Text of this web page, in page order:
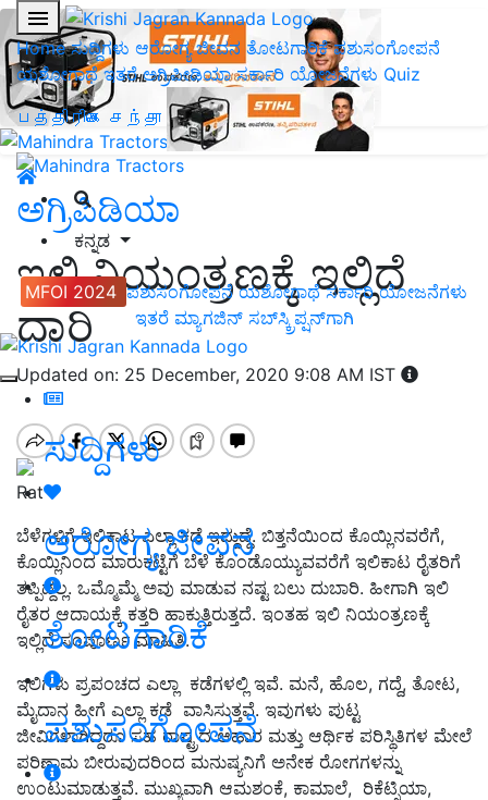
Home ಸುದ್ದಿಗಳು ಆರೋಗ್ಯ ಜೀವನ ತೋಟಗಾರಿಕೆಪಶುಸಂಗೋಪನೆ
ಯಶೋಗಾಥೆ ಇತರೆ ಅಗ್ರಿಪೀಡಿಯಾ ಸರ್ಕಾರಿ ಯೋಜನೆಗಳು Quiz
பத்திரிகை சந்தா
ಕನ್ನಡ
MFOI 2024 ಪಶುಸಂಗೋಪನೆ ಯಶೋಗಾಥೆ ಸರ್ಕಾರಿ ಯೋಜನೆಗಳು
ಇತರೆ ಮ್ಯಾಗಜಿನ್‌ ಸಬ್‌ಸ್ಕ್ರಿಪ್ಷನ್‌ಗಾಗಿ
ಸುದ್ದಿಗಳು
ಆರೋಗ್ಯ ಜೀವನ
ತೋಟಗಾರಿಕೆ
ಪಶುಸಂಗೋಪನೆ
ಅಗ್ರಿಪಿಡಿಯಾ
ಇಲಿ ನಿಯಂತ್ರಣಕ್ಕೆ ಇಲ್ಲಿದೆ
ದಾರಿ
Updated on: 25 December, 2020 9:08 AM IST
Rat
ಬೆಳೆಗಳಿಗೆ ಇಲಿಕಾಟ ಎಲ್ಲಾ ಕಡೆ ಇದ್ದುದ್ದೆ. ಬಿತ್ತನೆಯಿಂದ ಕೊಯ್ಲಿನವರೆಗೆ,
ಕೊಯ್ಲಿನಿಂದ ಮಾರುಕಟ್ಟೆಗೆ ಬೆಳೆ ಕೊಂಡೊಯ್ಯುವವರೆಗೆ ಇಲಿಕಾಟ ರೈತರಿಗೆ
ತಪ್ಪಿದ್ದಲ್ಲ. ಒಮ್ಮೊಮ್ಮೆ ಅವು ಮಾಡುವ ನಷ್ಟ ಬಲು ದುಬಾರಿ. ಹೀಗಾಗಿ ಇಲಿ
ರೈತರ ಆದಾಯಕ್ಕೆ ಕತ್ತರಿ ಹಾಕುತ್ತಿರುತ್ತದೆ. ಇಂತಹ ಇಲಿ ನಿಯಂತ್ರಣಕ್ಕೆ
ಇಲ್ಲಿದೆ ಸಂಪೂರ್ಣ ಮಾಹಿತಿ.
ಇಲಿಗಳು ಪ್ರಪಂಚದ ಎಲ್ಲಾ ಕಡೆಗಳಲ್ಲಿ ಇವೆ. ಮನೆ, ಹೊಲ, ಗದ್ದೆ, ತೋಟ,
ಮೈದಾನ ಹೀಗೆ ಎಲ್ಲಾ ಕಡೆ ವಾಸಿಸುತ್ತವೆ. ಇವುಗಳು ಪುಟ್ಟ
ಜೀವಿಗಳಾಗಿದ್ದರೂ ಸಹ ರಾಷ್ಟ್ರದ ಆಹಾರ ಮತ್ತು ಆರ್ಥಿಕ ಪರಿಸ್ಥಿತಿಗಳ ಮೇಲೆ
ಪರಿಣಾಮ ಬೀರುವುದರಿಂದ ಮನುಷ್ಯನಿಗೆ ಅನೇಕ ರೋಗಗಳನ್ನು
ಉಂಟುಮಾಡುತ್ತವೆ. ಮುಖ್ಯವಾಗಿ ಆಮಶಂಕೆ, ಕಾಮಾಲೆ, ರಿಕೆಟ್ಸಿಯಾ,